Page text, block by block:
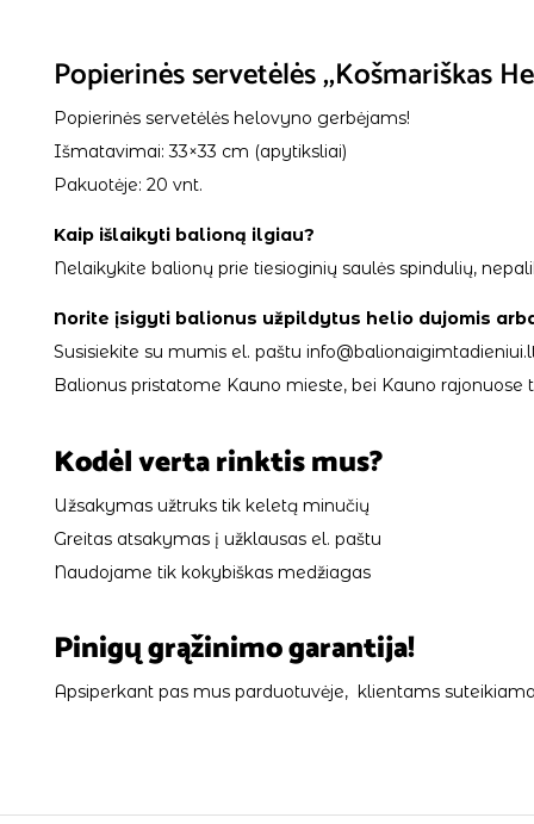
Popierinės servetėlės ,,Košmariškas
Popierinės servetėlės helovyno gerbėjams!
Išmatavimai: 33×33 cm (apytiksliai)
Pakuotėje: 20 vnt.
Kaip išlaikyti balioną ilgiau?
Nelaikykite balionų prie tiesioginių saulės spindulių,
Norite įsigyti balionus užpildytus helio dujomis
Susisiekite su mumis el. paštu
Balionus pristatome Kauno mieste, bei Kauno rajonuose
Kodėl verta rinktis mus?
Užsakymas užtruks tik keletą minučių
Greitas atsakymas į užklausas el. paštu
Naudojame tik kokybiškas medžiagas
Pinigų grąžinimo garantija!
Apsiperkant pas mus parduotuvėje, klientams